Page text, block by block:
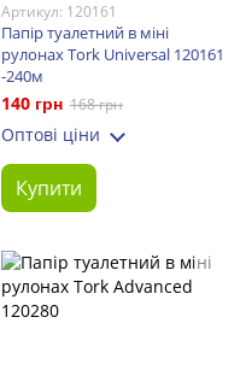
Артикул: 120161
Папір туалетний в міні
рулонах Tork Universal 120161
-240м
140 грн 168 грн
Оптові ціни
Купити